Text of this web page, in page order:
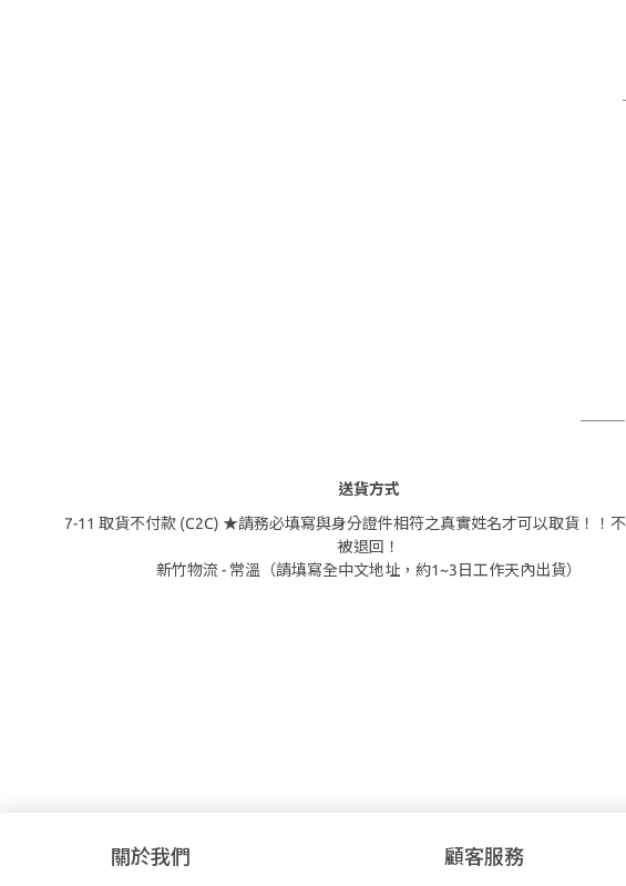
送貨方式
7-11 取貨不付款 (C2C) ★請務必填寫與身分證件相符之真實姓名才可以取貨！！
被退回！
新竹物流 - 常溫（請填寫全中文地址，約1~3日工作天內出貨）
關於我們 顧客服務